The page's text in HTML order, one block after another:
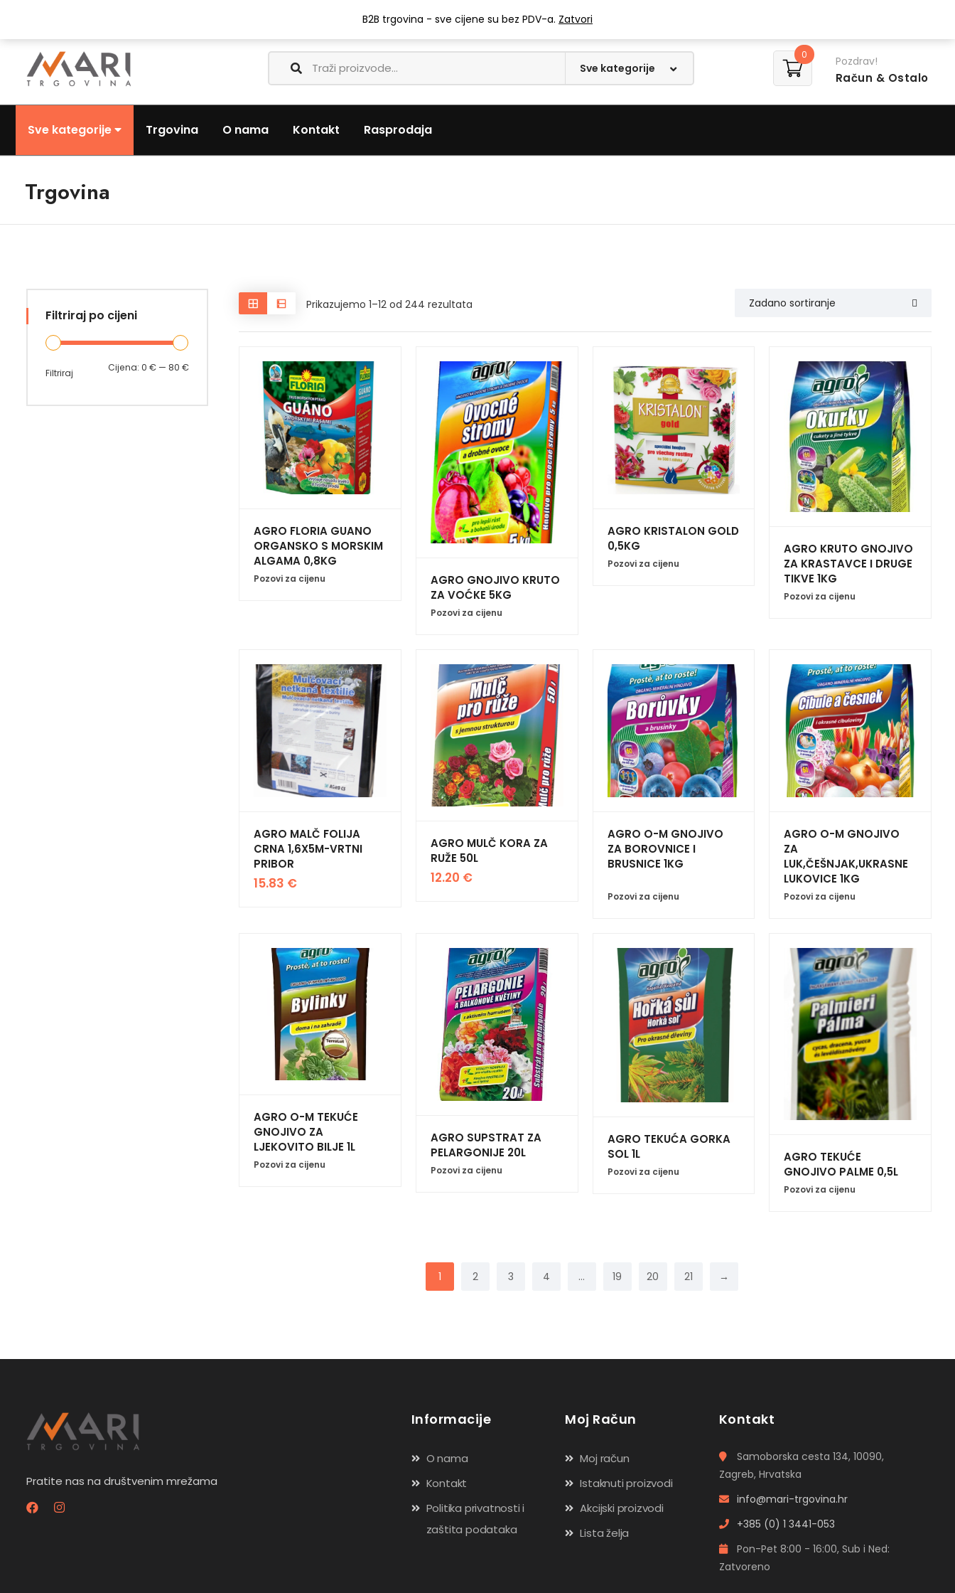
B2B trgovina - sve cijene su bez PDV-a. Zatvori
info@mari-trgovina.hr
0 Pozdrav!
Račun & Ostalo
Sve kategorije Trgovina O nama Kontakt Rasprodaja
Trgovina
Filtriraj po cijeni
Min
Maks
Filtriraj Cijena: 0 € — 80 €
Prikazujemo 1–12 od 244 rezultata
AGRO FLORIA GUANO
ORGANSKO S MORSKIM
ALGAMA 0,8KG
Pozovi za cijenu
AGRO GNOJIVO KRUTO
ZA VOĆKE 5KG
Pozovi za cijenu
AGRO KRISTALON GOLD
0,5KG
Pozovi za cijenu
AGRO KRUTO GNOJIVO
ZA KRASTAVCE I DRUGE
TIKVE 1KG
Pozovi za cijenu
AGRO MALČ FOLIJA
CRNA 1,6X5M-VRTNI
PRIBOR
15.83 €
AGRO MULČ KORA ZA
RUŽE 50L
12.20 €
AGRO O-M GNOJIVO
ZA BOROVNICE I
BRUSNICE 1KG
Pozovi za cijenu
AGRO O-M GNOJIVO
ZA
LUK,ČEŠNJAK,UKRASNE
LUKOVICE 1KG
Pozovi za cijenu
AGRO O-M TEKUĆE
GNOJIVO ZA
LJEKOVITO BILJE 1L
Pozovi za cijenu
AGRO SUPSTRAT ZA
PELARGONIJE 20L
Pozovi za cijenu
AGRO TEKUĆA GORKA
SOL 1L
Pozovi za cijenu
AGRO TEKUĆE
GNOJIVO PALME 0,5L
Pozovi za cijenu
1 2 3 4 … 19 20 21 →
Pratite nas na društvenim mrežama
Informacije
O nama
Kontakt
Politika privatnosti i
zaštita podataka
Moj Račun
Moj račun
Istaknuti proizvodi
Akcijski proizvodi
Lista želja
Kontakt
Samoborska cesta 134, 10090,
Zagreb, Hrvatska
info@mari-trgovina.hr
+385 (0) 1 3441-053
Pon-Pet 8:00 - 16:00, Sub i Ned:
Zatvoreno